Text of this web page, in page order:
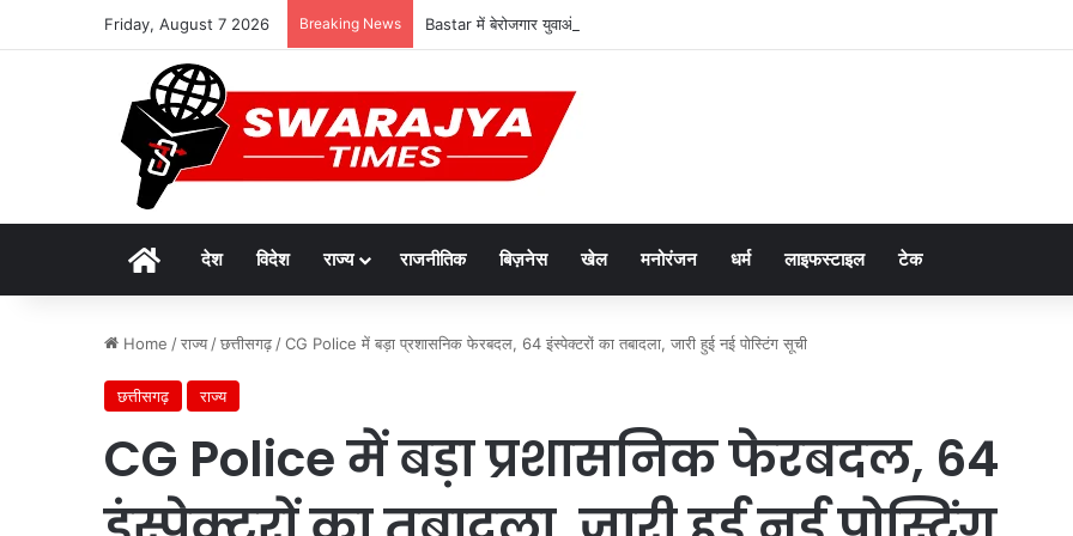
Friday, August 7 2026 Breaking News Bastar में बेरोजगार युवाओं से 7 महीने में ₹6.5 करोड़ की ठगी, 27 आरोपी जेल भेजे गए
Homeदेश विदेश राज्य राजनीतिक बिज़नेस खेल मनोरंजन धर्म लाइफस्टाइल टेक
Home /राज्य /छत्तीसगढ़ /CG Police में बड़ा प्रशासनिक फेरबदल, 64 इंस्पेक्टरों का तबादला, जारी हुई नई पोस्टिंग सूची
छत्तीसगढ़ राज्य
CG Police में बड़ा प्रशासनिक फेरबदल, 64